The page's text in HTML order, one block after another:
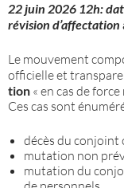
22 juin 2026 12h:
révision d’affectation
Le mouvement
officielle et
tion « en cas de
Ces cas sont
décès du conjoint
mutation non
mutation du